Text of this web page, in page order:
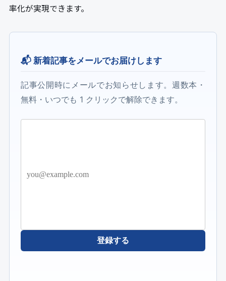
率化が実現できます。
📬 新着記事をメールでお届けします
記事公開時にメールでお知らせします。週数本・
無料・いつでも 1 クリックで解除できます。
登録する